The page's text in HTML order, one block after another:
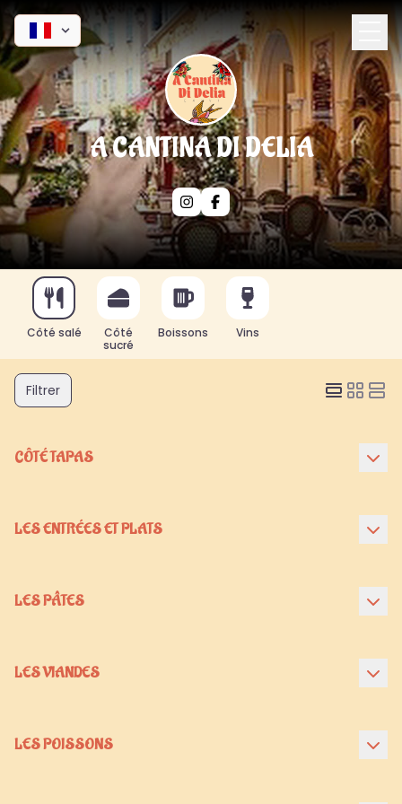
A CANTINA DI DELIA
Côté salé
Côté
sucré
Boissons Vins
Filtrer
CÔTÉ TAPAS
LES ENTRÉES ET PLATS
LES PÂTES
LES VIANDES
LES POISSONS